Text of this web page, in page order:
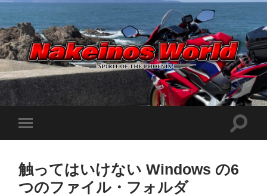
Nakeinos
world
ノ
ー
ル
ド
|
バ
ル
メ
ニ
ュ
検
ー
ル
触ってはいけない Windows の6
つのファイル・フォルダ